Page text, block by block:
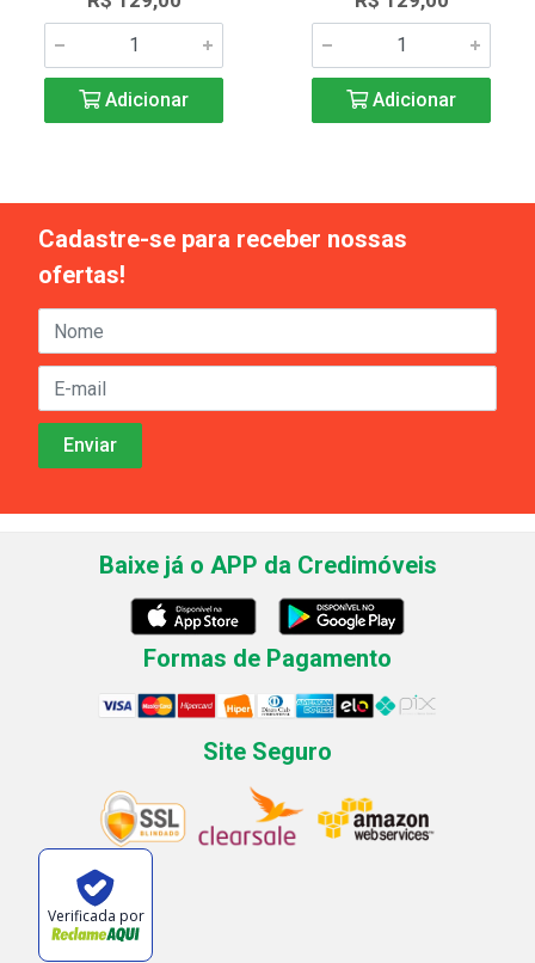
Adicionar Adicionar
Cadastre-se para receber nossas
ofertas!
Baixe já o APP da Credimóveis
Formas de Pagamento
Site Seguro
Verificada por